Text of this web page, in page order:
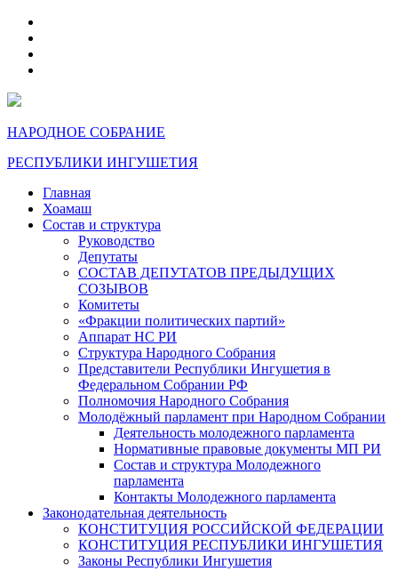
НАРОДНОЕ СОБРАНИЕ
РЕСПУБЛИКИ ИНГУШЕТИЯ
Главная
Хоамаш
Состав и структура
Руководство
Депутаты
СОСТАВ ДЕПУТАТОВ ПРЕДЫДУЩИХ
СОЗЫВОВ
Комитеты
«Фракции политических партий»
Аппарат НС РИ
Структура Народного Собрания
Представители Республики Ингушетия в
Федеральном Собрании РФ
Полномочия Народного Собрания
Молодёжный парламент при Народном Собрании
Деятельность молодежного парламента
Нормативные правовые документы МП РИ
Состав и структура Молодежного
парламента
Контакты Молодежного парламента
Законодательная деятельность
КОНСТИТУЦИЯ РОССИЙСКОЙ ФЕДЕРАЦИИ
КОНСТИТУЦИЯ РЕСПУБЛИКИ ИНГУШЕТИЯ
Законы Республики Ингушетия